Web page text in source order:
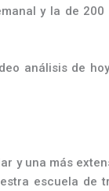
y la de
análisis de
y una más
escuela de